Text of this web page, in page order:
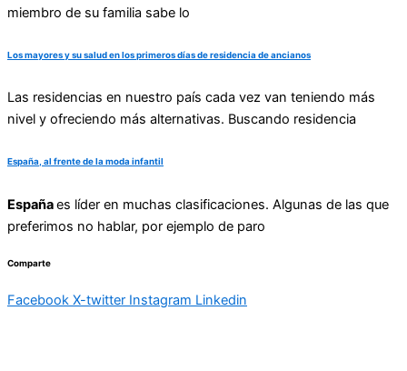
miembro de su familia sabe lo
Los mayores y su salud en los primeros días de residencia de ancianos
Las residencias en nuestro país cada vez van teniendo más
nivel y ofreciendo más alternativas. Buscando residencia
España, al frente de la moda infantil
Españaes líder en muchas clasificaciones. Algunas de las que
preferimos no hablar, por ejemplo de paro
Comparte
Facebook X-twitter Instagram Linkedin